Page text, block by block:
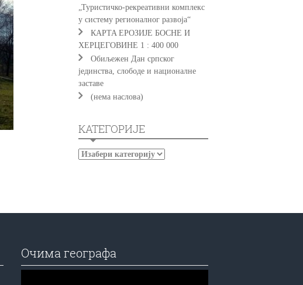
„Туристичко-рекреативни комплекс
у систему регионалног развоја“
КAРTA EРOЗИJE БOСНE И
ХEРЦEГOВИНE 1 : 400 000
Обиљежен Дан српског
јединства, слободе и националне
заставе
(нема наслова)
КАТЕГОРИЈЕ
Очима географа